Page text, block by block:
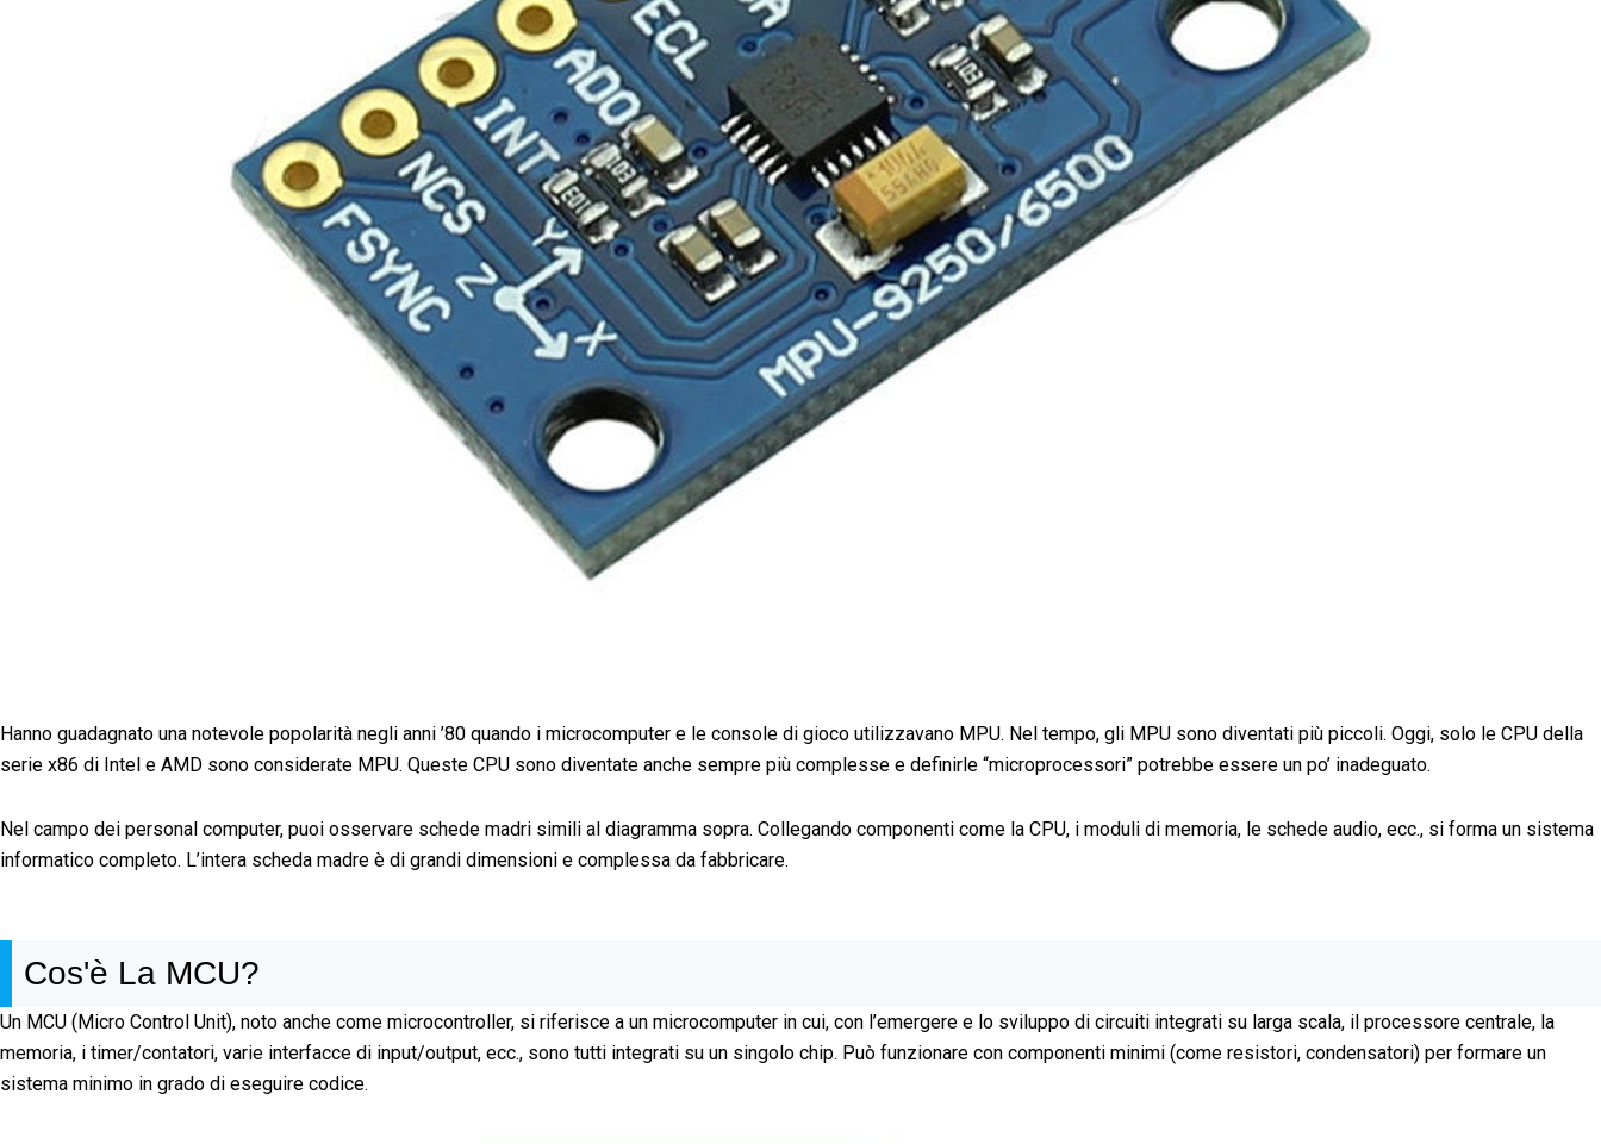
Hanno guadagnato una notevole popolarità negli anni ’80 quando i microcomputer e le console di gioco utilizzavano MPU. Nel tempo, gli MPU sono diventati più piccoli. Oggi, solo le CPU della
serie x86 di Intel e AMD sono considerate MPU. Queste CPU sono diventate anche sempre più complesse e definirle “microprocessori” potrebbe essere un po’ inadeguato.
Nel campo dei personal computer, puoi osservare schede madri simili al diagramma sopra. Collegando componenti come la CPU, i moduli di memoria, le schede audio, ecc., si forma un sistema
informatico completo. L’intera scheda madre è di grandi dimensioni e complessa da fabbricare.
Cos'è La MCU?
Un MCU (Micro Control Unit), noto anche come microcontroller, si riferisce a un microcomputer in cui, con l’emergere e lo sviluppo di circuiti integrati su larga scala, il processore centrale, la
memoria, i timer/contatori, varie interfacce di input/output, ecc., sono tutti integrati su un singolo chip. Può funzionare con componenti minimi (come resistori, condensatori) per formare un
sistema minimo in grado di eseguire codice.